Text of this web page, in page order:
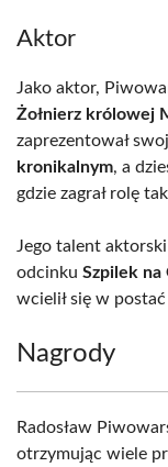
Aktor
Jako aktor,
Żołnierz królowej
zaprezentował
kronikalnym, a
gdzie zagrał rolę
Jego talent
odcinku Szpilek na
wcielił się w
Nagrody
Radosław
otrzymując wiele